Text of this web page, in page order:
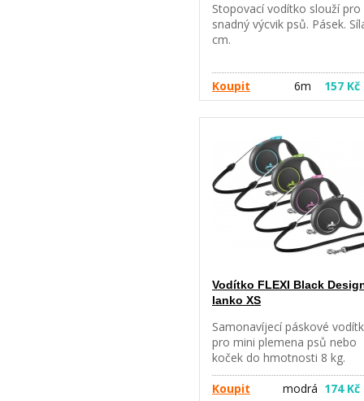
Stopovací vodítko slouží pro
snadný výcvik psů. Pásek.
cm.
Koupit 6m 157 Kč
Vodítko FLEXI Black
lanko XS
Samonavíjecí páskové
pro mini plemena psů nebo
koček do hmotnosti 8 kg.
Délka: 3 m, hmotnost: 100g.
Navíjecí vodítka flexi
Koupit modrá 174 Kč